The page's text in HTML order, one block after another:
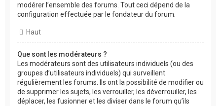
modérer l’ensemble des forums. Tout ceci dépend de la
configuration effectuée par le fondateur du forum.
Haut
Que sont les modérateurs ?
Les modérateurs sont des utilisateurs individuels (ou des
groupes d’utilisateurs individuels) qui surveillent
régulièrement les forums. Ils ont la possibilité de modifier ou
de supprimer les sujets, les verrouiller, les déverrouiller, les
déplacer, les fusionner et les diviser dans le forum qu’ils